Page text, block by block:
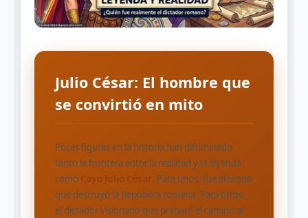
Julio César: El hombre que
se convirtió en mito
Pocas figuras en la historia han difuminado
tanto la frontera entre la realidad y la leyenda
como Cayo Julio César . Para unos, fue el tirano
que destruyó la República romana. Para otros,
el dictador visionario que preparó el camino al